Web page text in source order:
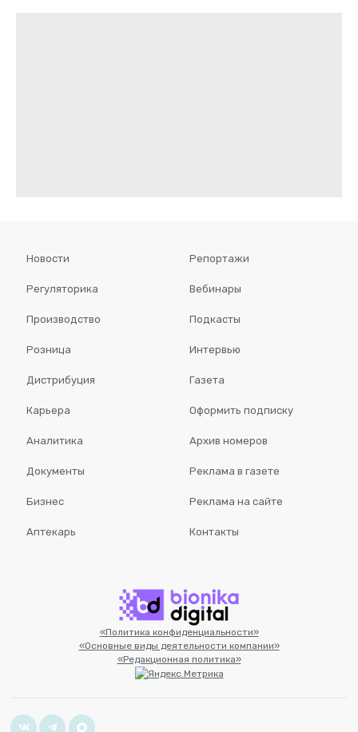
«Политика конфиденциальности»
«Основные виды деятельности компании»
«Редакционная политика»
Новости
Регуляторика
Производство
Розница
Дистрибуция
Карьера
Аналитика
Документы
Бизнес
Аптекарь
Репортажи
Вебинары
Подкасты
Интервью
Газета
Оформить подписку
Архив номеров
Реклама в газете
Реклама на сайте
Контакты